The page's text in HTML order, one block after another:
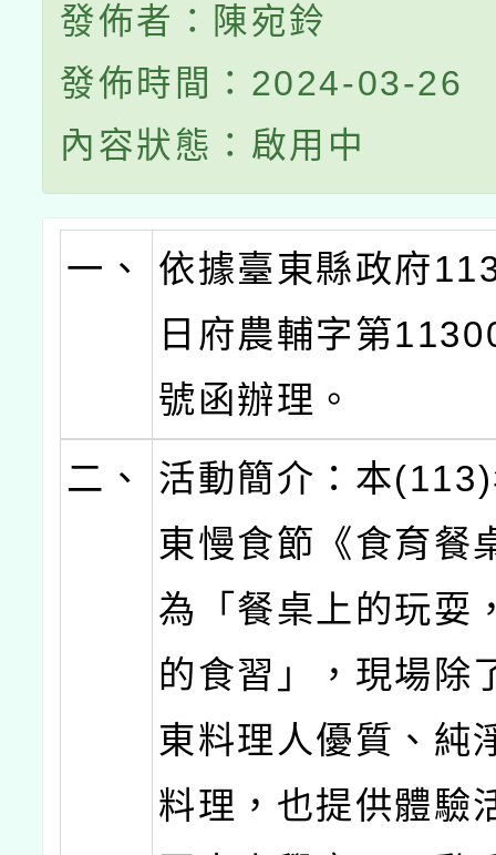
發佈者：陳宛鈴
發佈時間：2024-03-26
內容狀態：啟用中
一、
依據臺東縣政府
日府農輔字第
號函辦理。
二、
活動簡介：本
東慢食節《食育餐
為「餐桌上的玩耍
的食習」，現場除
東料理人優質、純
料理，也提供體驗